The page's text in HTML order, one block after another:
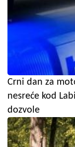
Crni dan za
nesreće kod
dozvole